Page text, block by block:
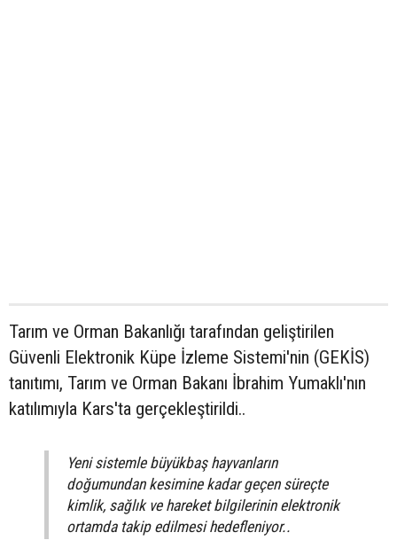
Tarım ve Orman Bakanlığı tarafından geliştirilen
Güvenli Elektronik Küpe İzleme Sistemi'nin (GEKİS)
tanıtımı, Tarım ve Orman Bakanı İbrahim Yumaklı'nın
katılımıyla Kars'ta gerçekleştirildi..
Yeni sistemle büyükbaş hayvanların
doğumundan kesimine kadar geçen süreçte
kimlik, sağlık ve hareket bilgilerinin elektronik
ortamda takip edilmesi hedefleniyor..